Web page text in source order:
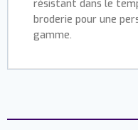
résistant dans le
broderie pour une
gamme.